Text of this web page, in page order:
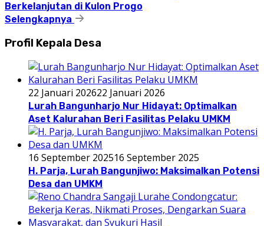
Berkelanjutan di Kulon Progo
Selengkapnya
Profil Kepala Desa
22 Januari 202622 Januari 2026
Lurah Bangunharjo Nur Hidayat: Optimalkan
Aset Kalurahan Beri Fasilitas Pelaku UMKM
16 September 202516 September 2025
H. Parja, Lurah Bangunjiwo: Maksimalkan Potensi
Desa dan UMKM